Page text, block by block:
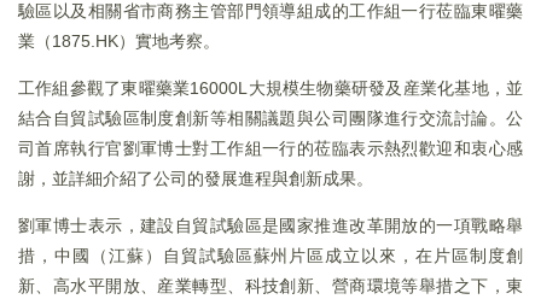
驗區以及相關省市商務主管部門領導組成的工作組一行莅臨東曜藥
業（1875.HK）實地考察。
工作組參觀了東曜藥業16000L大規模生物藥研發及産業化基地，並
結合自貿試驗區制度創新等相關議題與公司團隊進行交流討論。公
司首席執行官劉軍博士對工作組一行的莅臨表示熱烈歡迎和衷心感
謝，並詳細介紹了公司的發展進程與創新成果。
劉軍博士表示，建設自貿試驗區是國家推進改革開放的一項戰略舉
措，中國（江蘇）自貿試驗區蘇州片區成立以來，在片區制度創
新、高水平開放、産業轉型、科技創新、營商環境等舉措之下，東